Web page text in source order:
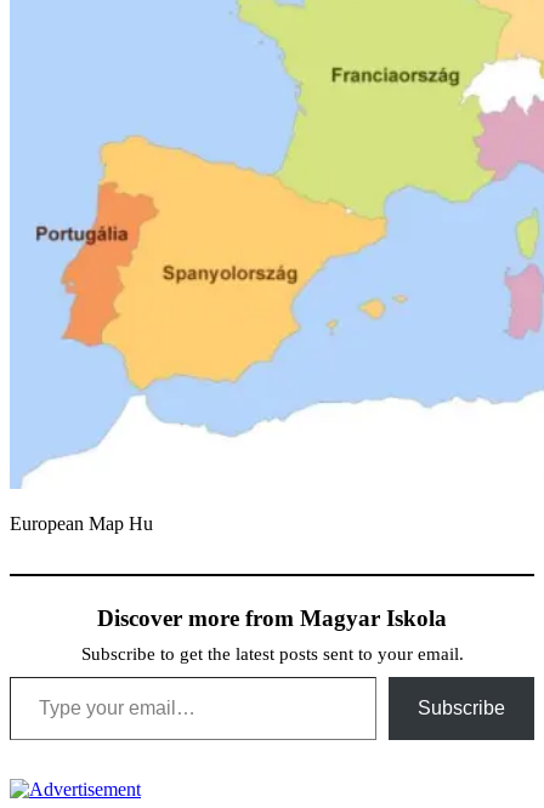
European Map Hu
Discover more from Magyar Iskola
Subscribe to get the latest posts sent to your email.
Type your email…
Subscribe